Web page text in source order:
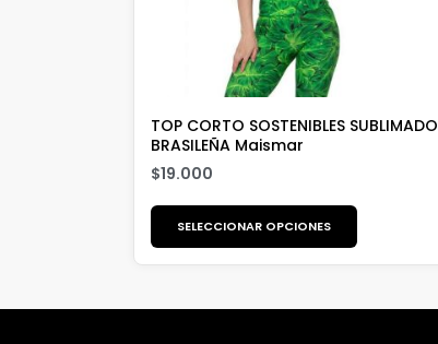
TOP CORTO SOSTENIBLES SUBLIMADO
BRASILEÑA Maismar
$19.000
SELECCIONAR OPCIONES